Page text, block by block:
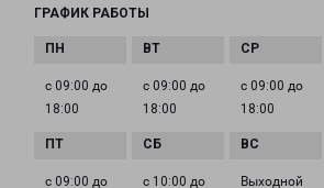
ГРАФИК РАБОТЫ
с 09:00 до
18:00
с 09:00 до
18:00
с 09:00 до
18:00
с 09:00 до
с 10:00 до
Выходной